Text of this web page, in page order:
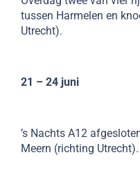
tussen Harmelen en
Utrecht).
21 – 24 juni
’s Nachts A12
Meern (richting Utrecht).